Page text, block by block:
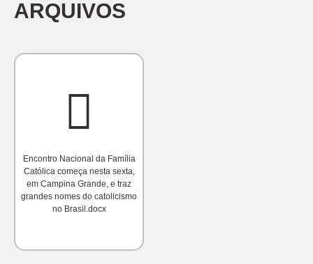
ARQUIVOS
Encontro Nacional da Família
Católica começa nesta sexta,
em Campina Grande, e traz
grandes nomes do catolicismo
no Brasil.docx